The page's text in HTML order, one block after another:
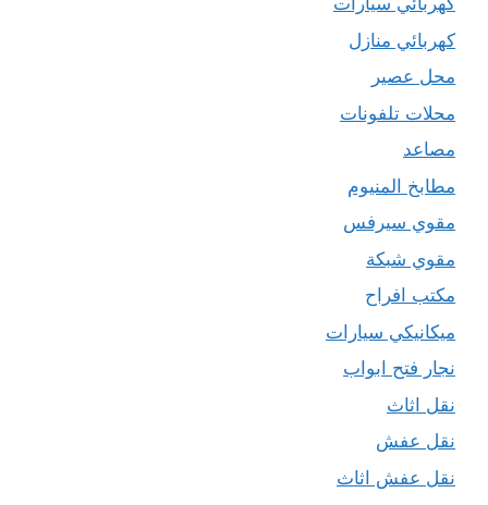
كهربائي منازل
محل عصير
محلات تلفونات
مصاعد
مطابخ المنيوم
مقوي سيرفس
مقوي شبكة
مكتب افراح
ميكانيكي سيارات
نجار فتح ابواب
نقل اثاث
نقل عفش
نقل عفش اثاث